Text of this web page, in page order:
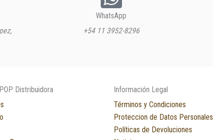
WhatsApp
+54 11 3952-8296
Distribuidora
Información Legal
Términos y Condiciones
Proteccion de Datos Personales
Políticas de Devoluciones